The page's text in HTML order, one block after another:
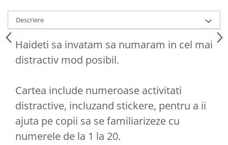
Descriere
Haideti sa invatam sa numaram in cel mai
distractiv mod posibil.
Cartea include numeroase activitati
distractive, incluzand stickere, pentru a ii
ajuta pe copii sa se familiarizeze cu
numerele de la 1 la 20.